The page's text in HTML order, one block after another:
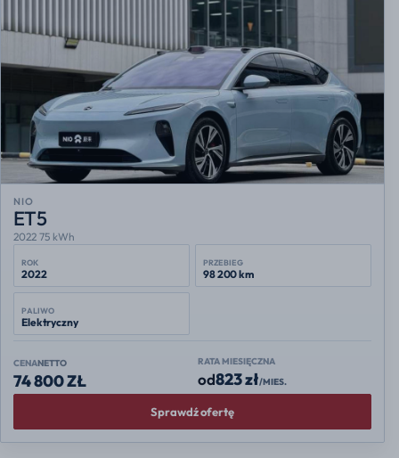
NIO
ET5
2022 75 kWh
ROK
2022
PRZEBIEG
98 200 km
PALIWO
Elektryczny
CENANETTO
74 800 ZŁ
RATA MIESIĘCZNA
od823 zł/MIES.
Sprawdź ofertę